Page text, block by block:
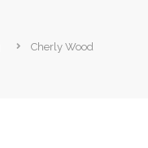
Cherly Wood